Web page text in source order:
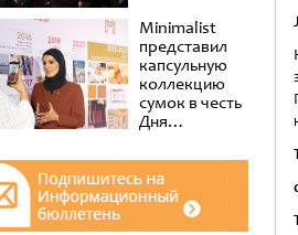
Minimalist
представил
капсульную
коллекцию
сумок в честь
Дня
женщин в
музее Al
Shindagha